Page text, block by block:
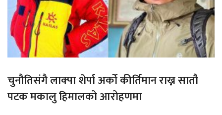
चुनौतिसंगै लाक्पा शेर्पा अर्को कीर्तिमान राख्न सातौ
पटक मकालु हिमालको आरोहणमा